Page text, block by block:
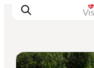
Sightseeing und